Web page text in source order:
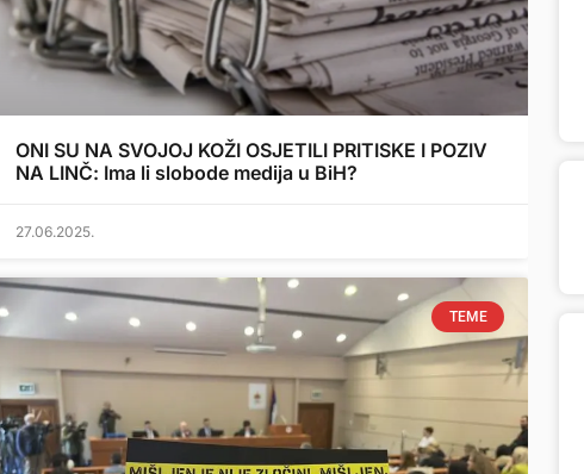
ONI SU NA SVOJOJ KOŽI OSJETILI PRITISKE I POZIV
NA LINČ: Ima li slobode medija u BiH?
27.06.2025.
TEME